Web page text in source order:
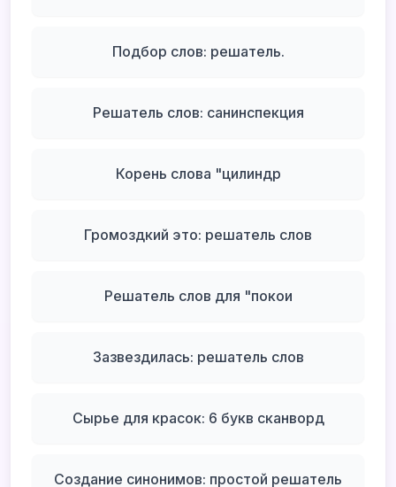
Подбор слов: решатель.
Решатель слов: санинспекция
Корень слова "цилиндр
Громоздкий это: решатель слов
Решатель слов для "покои
Зазвездилась: решатель слов
Сырье для красок: 6 букв сканворд
Создание синонимов: простой решатель